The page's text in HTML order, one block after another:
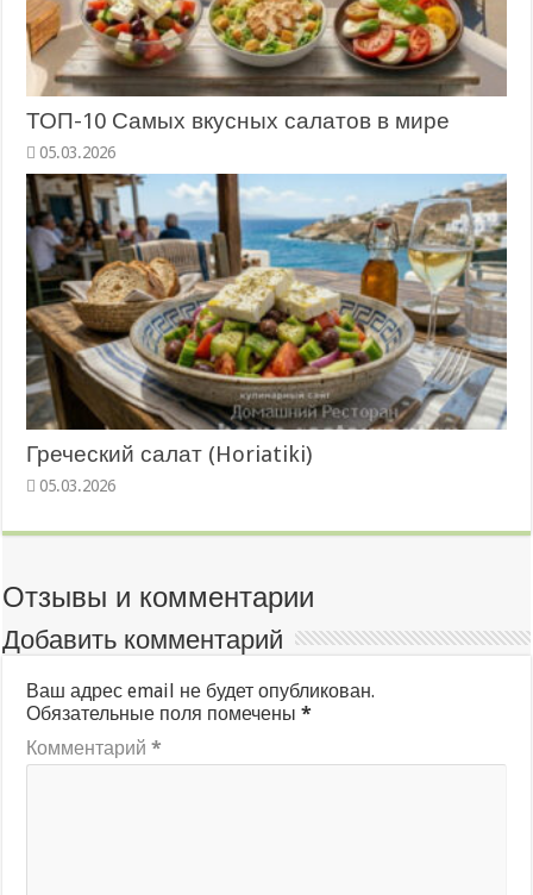
ТОП-10 Самых вкусных салатов в мире
05.03.2026
Греческий салат (Horiatiki)
05.03.2026
Отзывы и комментарии
Добавить комментарий
Ваш адрес email не будет опубликован.
Обязательные поля помечены*
Комментарий*